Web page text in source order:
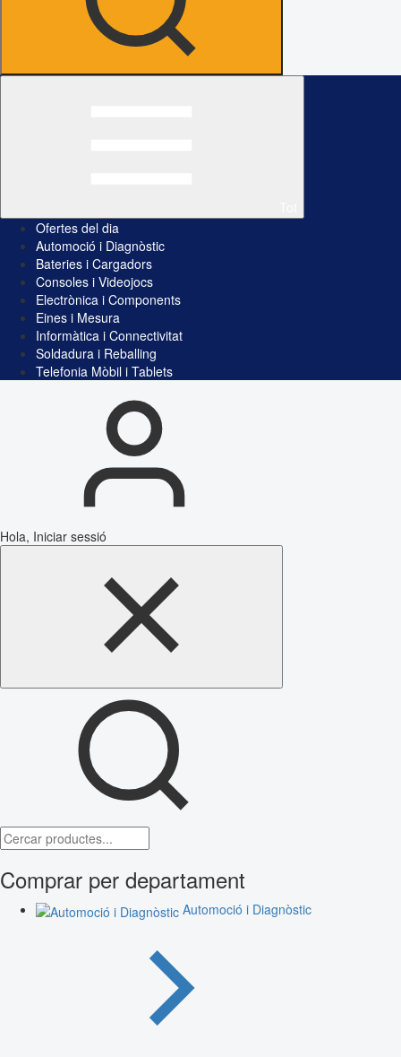
Ofertes del dia
Automoció i Diagnòstic
Bateries i Cargadors
Consoles i Videojocs
Electrònica i Components
Eines i Mesura
Informàtica i Connectivitat
Soldadura i Reballing
Telefonia Mòbil i Tablets
Hola, Iniciar sessió
Comprar per departament
Automoció i Diagnòstic